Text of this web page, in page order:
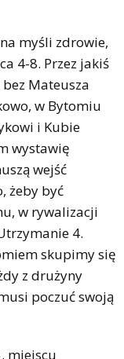
myśli zdrowie,
4-8. Przez jakiś
Mateusza
w Bytomiu
i Kubie
wystawię
wejść
żeby być
w rywalizacji
4.
skupimy się
z drużyny
poczuć swoją
miejscu